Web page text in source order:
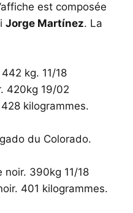
est composée
Jorge Martínez. La
kg. 11/18
420kg 19/02
kilogrammes.
du Colorado.
noir. 390kg 11/18
401 kilogrammes.